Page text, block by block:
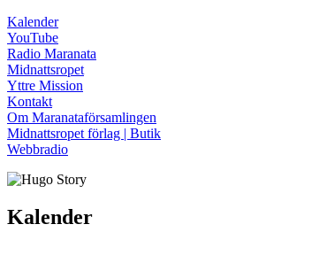
Kalender
YouTube
Radio Maranata
Midnattsropet
Yttre Mission
Kontakt
Om Maranataförsamlingen
Midnattsropet förlag | Butik
Webbradio
Kalender